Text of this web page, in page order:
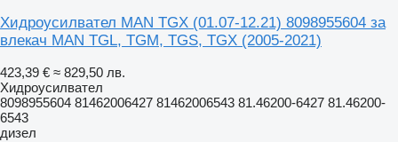
Хидроусилвател MAN TGX (01.07-12.21) 8098955604 за
влекач MAN TGL, TGM, TGS, TGX (2005-2021)
423,39 € ≈ 829,50 лв.
Хидроусилвател
8098955604 81462006427 81462006543 81.46200-6427 81.46200-
6543
дизел